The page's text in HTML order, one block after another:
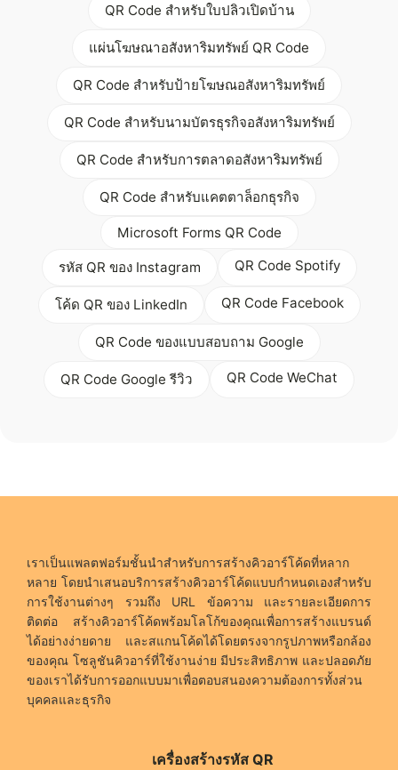
QR Code สำหรับใบปลิวเปิดบ้าน
แผ่นโฆษณาอสังหาริมทรัพย์ QR Code
QR Code สำหรับป้ายโฆษณอสังหาริมทรัพย์
QR Code สำหรับนามบัตรธุรกิจอสังหาริมทรัพย์
QR Code สำหรับการตลาดอสังหาริมทรัพย์
QR Code สำหรับแคตตาล็อกธุรกิจ
Microsoft Forms QR Code
รหัส QR ของ Instagram QR Code Spotify
โค้ด QR ของ LinkedIn QR Code Facebook
QR Code ของแบบสอบถาม Google
QR Code Google รีวิว QR Code WeChat
เราเป็นแพลตฟอร์มชั้นนำสำหรับการสร้างคิวอาร์โค้ดที่หลาก
หลาย โดยนำเสนอบริการสร้างคิวอาร์โค้ดแบบกำหนดเองสำหรับ
การใช้งานต่างๆ รวมถึง URL ข้อความ และรายละเอียดการ
ติดต่อ สร้างคิวอาร์โค้ดพร้อมโลโก้ของคุณเพื่อการสร้างแบรนด์
ได้อย่างง่ายดาย และสแกนโค้ดได้โดยตรงจากรูปภาพหรือกล้อง
ของคุณ โซลูชันคิวอาร์ที่ใช้งานง่าย มีประสิทธิภาพ และปลอดภัย
ของเราได้รับการออกแบบมาเพื่อตอบสนองความต้องการทั้งส่วน
บุคคลและธุรกิจ
เครื่องสร้างรหัส QR